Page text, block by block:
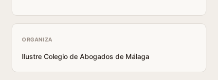
ORGANIZA
Ilustre Colegio de Abogados de Málaga